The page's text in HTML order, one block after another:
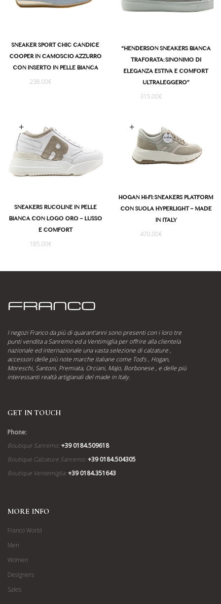
SNEAKER SPORT CHIC CANDICE
COOPER IN CAMOSCIO AZZURRO
CON INSERTO IN PELLE BIANCA
238.00€
“HENDERSON SNEAKERS BIANCA
TRAFORATA: SINONIMO DI
ELEGANZA ESTIVA E COMFORT
ULTRALEGGERO”
315.00€
SNEAKERS RUCOLINE IN PELLE
BIANCA CON LOGO ORO – LUSSO
E COMFORT
Scegli
185.00€
HOGAN HI-FI: SNEAKERS PLATFORM
CON SUOLA HYPERLIGHT – MADE
IN ITALY
Scegli
470.00€
I negozi Franco da più di quarant’anni sono presenti con i loro tre
punti vendita a Sanremo ed a Ventimiglia per offrire alla clientela
nazionale ed internazionale una vasta selezione di calzature ,
accessori delle più note marche italiane come Tod’s , Hogan,
Moreschi, Santoni, Premiata, Orciani, MaJo, Borbonese , e delle più
interessanti realtà artigianali del made in Italy.
GET IN TOUCH
Phone:
Boutique Sanremo:+39 0184.509618
Boutique Calzature Sanremo:+39 0184.504305
Boutique Ventemiglia:+39 0184.351643
MORE INFO
Franco World
Men
Women
Designers
Sales